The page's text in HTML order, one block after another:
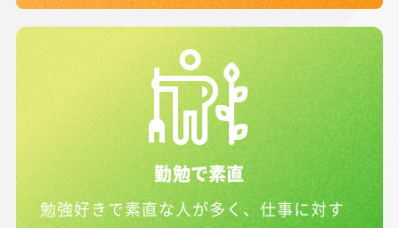
勤勉で素直
勉強好きで素直な人が多く、仕事に対す